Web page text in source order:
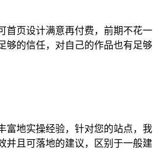
首页设计满意再付费，前期不花一
够的信任，对自己的作品也有足够
富地实操经验，针对您的站点，我
并且可落地的建议，区别于一般建